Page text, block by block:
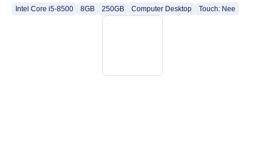
Intel Core i5-8500 8GB 250GB Computer Desktop Touch: Nee